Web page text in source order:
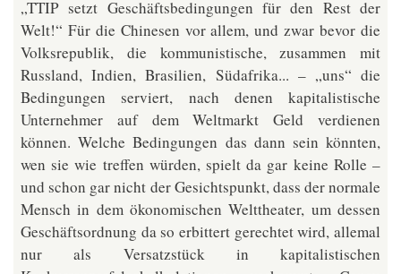
„TTIP setzt Geschäftsbedingungen für den Rest der
Welt!“ Für die Chinesen vor allem, und zwar bevor die
Volksrepublik, die kommunistische, zusammen mit
Russland, Indien, Brasilien, Südafrika... – „uns“ die
Bedingungen serviert, nach denen kapitalistische
Unternehmer auf dem Weltmarkt Geld verdienen
können. Welche Bedingungen das dann sein könnten,
wen sie wie treffen würden, spielt da gar keine Rolle –
und schon gar nicht der Gesichtspunkt, dass der normale
Mensch in dem ökonomischen Welttheater, um dessen
Geschäftsordnung da so erbittert gerechtet wird, allemal
nur als Versatzstück in kapitalistischen